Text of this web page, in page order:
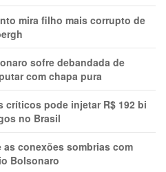
mira filho mais corrupto de
sofre debandada de
com chapa pura
críticos pode injetar R$ 192 bi
no Brasil
conexões sombrias com
Bolsonaro